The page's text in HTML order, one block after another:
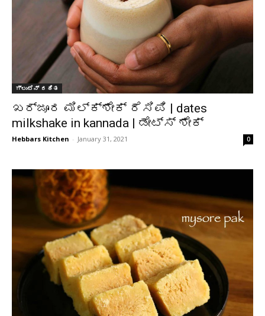
ಗ್ಲುಟೆನ್ ರಹಿತ
ಖರ್ಜೂರ ಮಿಲ್ಕ್‌ಶೇಕ್ ರೆಸಿಪಿ | dates
milkshake in kannada | ಡೇಟ್ಸ್ ಶೇಕ್
Hebbars Kitchen - January 31, 2021 0